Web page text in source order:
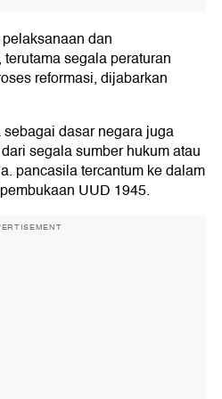
dan
segala peraturan
reformasi, dijabarkan
dasar negara juga
segala sumber hukum atau
pancasila tercantum ke dalam
UUD 1945.